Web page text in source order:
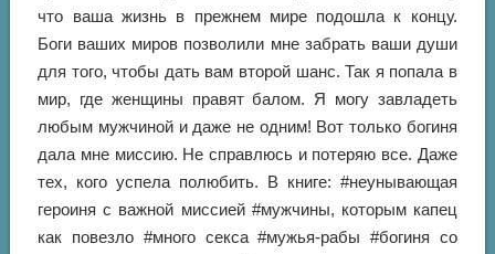
что ваша жизнь в прежнем мире подошла к концу.
Боги ваших миров позволили мне забрать ваши души
для того, чтобы дать вам второй шанс. Так я попала в
мир, где женщины правят балом. Я могу завладеть
любым мужчиной и даже не одним! Вот только богиня
дала мне миссию. Не справлюсь и потеряю все. Даже
тех, кого успела полюбить. В книге: #неунывающая
героиня с важной миссией #мужчины, которым капец
как повезло #много секса #мужья-рабы #богиня со